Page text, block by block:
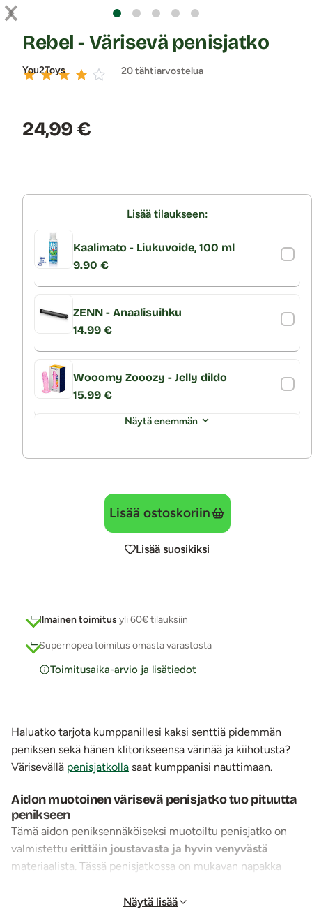
You2Toys
Rebel - Värisevä penisjatko
20 tähtiarvostelua
Hinta:
24,99 €
Lisää tilaukseen:
Kaalimato - Liukuvoide, 100 ml
9.90 €
ZENN - Anaalisuihku
14.99 €
Wooomy Zooozy - Jelly dildo
15.99 €
Näytä enemmän
Lisää ostoskoriin
Lisää suosikiksi
Ilmainen toimitus yli 60€ tilauksiin
Supernopea toimitus omasta varastosta
Toimitusaika-arvio ja lisätiedot
Haluatko tarjota kumppanillesi kaksi senttiä pidemmän
peniksen sekä hänen klitorikseensa värinää ja kiihotusta?
Värisevällä penisjatkolla saat kumppanisi nauttimaan.
Aidon muotoinen värisevä penisjatko tuo pituutta
penikseen
Tämä aidon peniksennäköiseksi muotoiltu penisjatko on
valmistettu erittäin joustavasta ja hyvin venyvästä
materiaalista. Tässä penisjatkossa on mukavan napakka
jatko-osan pituus on kaksi senttiä. Penisjatko pysyy hyvin
Näytä lisää